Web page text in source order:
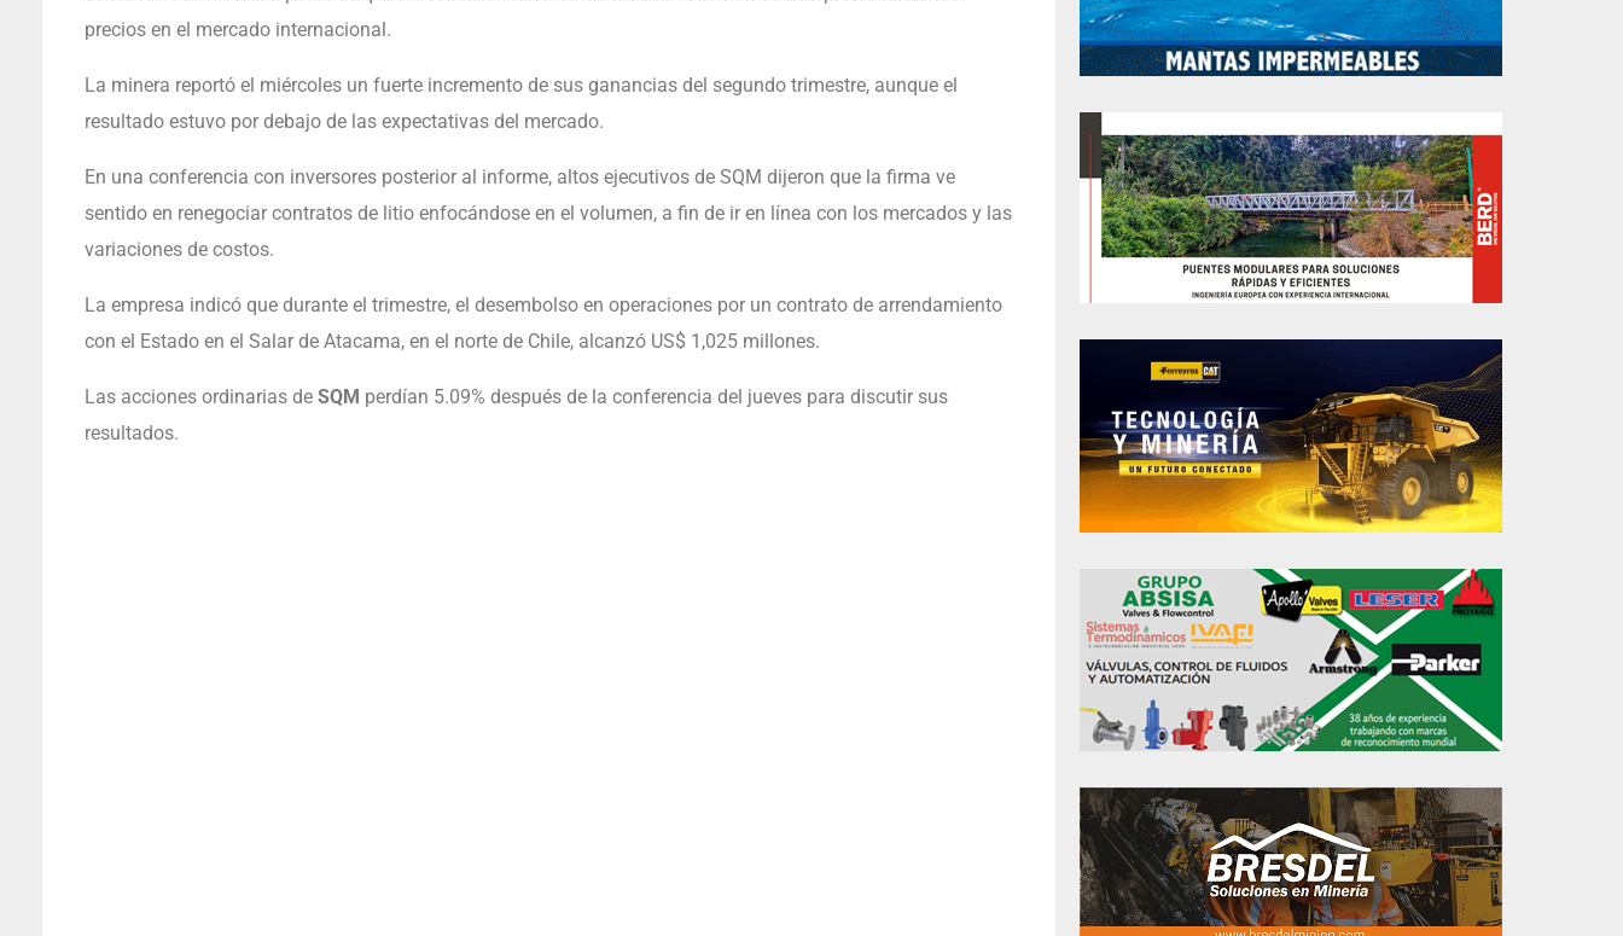
precios en el mercado internacional.
La minera reportó el miércoles un fuerte incremento de sus ganancias del segundo trimestre, aunque el
resultado estuvo por debajo de las expectativas del mercado.
En una conferencia con inversores posterior al informe, altos ejecutivos de SQM dijeron que la firma ve
sentido en renegociar contratos de litio enfocándose en el volumen, a fin de ir en línea con los mercados y las
variaciones de costos.
La empresa indicó que durante el trimestre, el desembolso en operaciones por un contrato de arrendamiento
con el Estado en el Salar de Atacama, en el norte de Chile, alcanzó US$ 1,025 millones.
Las acciones ordinarias de SQM perdían 5.09% después de la conferencia del jueves para discutir sus
resultados.